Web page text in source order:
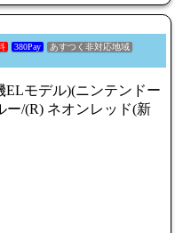
380Pay
あすつく非対応地域
ELモデル)(ニンテンドー
ー/(R) ネオンレッド(新